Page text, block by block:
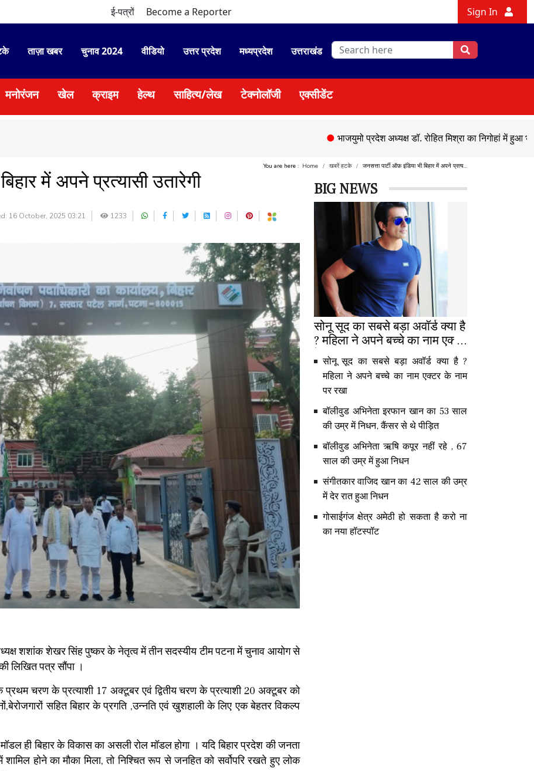
ई-पत्रों Become a Reporter Sign In
ताज़ा खबर चुनाव 2024 वीडियो उत्तर प्रदेश मध्यप्रदेश उत्तराखंड
मनोरंजन खेल क्राइम हेल्थ साहित्य/लेख टेक्नोलॉजी एक्सीडेंट
भाजयुमो प्रदेश अध्यक्ष डॉ. रोहित मिश्रा का निगोहां में हुआ भव्य स्वागत
You are here : Home खबरें हटके जनसत्ता पार्टी ऑफ़ इंडिया भी बिहार में अपने प्रत्य...
में अपने प्रत्यासी उतारेगी
16 October, 2025 03:21 1233
शशांक शेखर सिंह पुष्कर के नेतृत्व में तीन सदस्यीय टीम पटना में चुनाव आयोग से
लिखित पत्र सौंपा ।
प्रथम चरण के प्रत्याशी 17 अक्टूबर एवं द्वितीय चरण के प्रत्याशी 20 अक्टूबर को
सहित बिहार के प्रगति ,उन्नति एवं खुशहाली के लिए एक बेहतर विकल्प
ही बिहार के विकास का असली रोल मॉडल होगा । यदि बिहार प्रदेश की जनता
शामिल होने का मौका मिला, तो निश्चित रूप से जनहित को सर्वोपरि रखते हुए लोक
BIG NEWS
सोनू सूद का सबसे बड़ा अवॉर्ड क्या है
? महिला ने अपने बच्चे का नाम एक्टर
के नाम पर रखा
सोनू सूद का सबसे बड़ा अवॉर्ड क्या है ?
महिला ने अपने बच्चे का नाम एक्टर के नाम
पर रखा
बॉलीवुड अभिनेता इरफान खान का 53 साल
की उम्र में निधन, कैंसर से थे पीड़ित
बॉलीवुड अभिनेता ऋषि कपूर नहीं रहे , 67
साल की उम्र में हुआ निधन
संगीतकार वाजिद खान का 42 साल की उम्र
में देर रात हुआ निधन
गोसाईगंज क्षेत्र अमेठी हो सकता है करो ना
का नया हॉटस्पॉट